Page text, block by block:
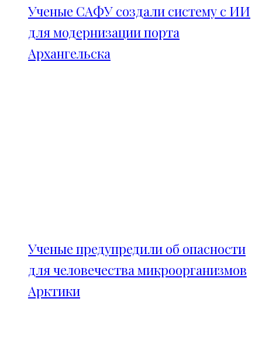
Ученые САФУ создали систему с ИИ
для модернизации порта
Архангельска
Ученые предупредили об опасности
для человечества микроорганизмов
Арктики